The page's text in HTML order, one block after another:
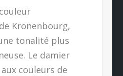
Kronenbourg,
tonalité plus
Le damier
couleurs de